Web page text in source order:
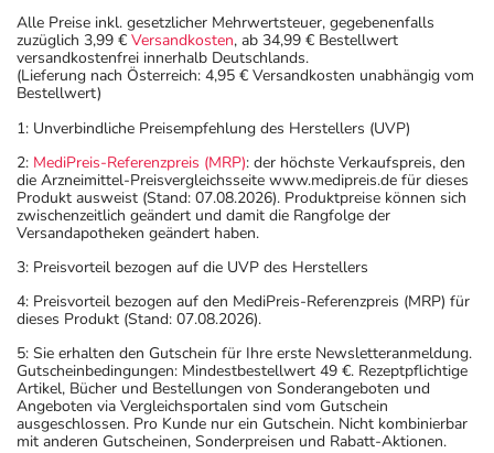
Alle Preise inkl. gesetzlicher Mehrwertsteuer, gegebenenfalls
zuzüglich 3,99 € Versandkosten, ab 34,99 € Bestellwert
versandkostenfrei innerhalb Deutschlands.
(Lieferung nach Österreich: 4,95 € Versandkosten unabhängig vom
Bestellwert)
1: Unverbindliche Preisempfehlung des Herstellers (UVP)
2: MediPreis-Referenzpreis (MRP): der höchste Verkaufspreis, den
die Arzneimittel-Preisvergleichsseite www.medipreis.de für dieses
Produkt ausweist (Stand: 07.08.2026). Produktpreise können sich
zwischenzeitlich geändert und damit die Rangfolge der
Versandapotheken geändert haben.
3: Preisvorteil bezogen auf die UVP des Herstellers
4: Preisvorteil bezogen auf den MediPreis-Referenzpreis (MRP) für
dieses Produkt (Stand: 07.08.2026).
5: Sie erhalten den Gutschein für Ihre erste Newsletteranmeldung.
Gutscheinbedingungen: Mindestbestellwert 49 €. Rezeptpflichtige
Artikel, Bücher und Bestellungen von Sonderangeboten und
Angeboten via Vergleichsportalen sind vom Gutschein
ausgeschlossen. Pro Kunde nur ein Gutschein. Nicht kombinierbar
mit anderen Gutscheinen, Sonderpreisen und Rabatt-Aktionen.